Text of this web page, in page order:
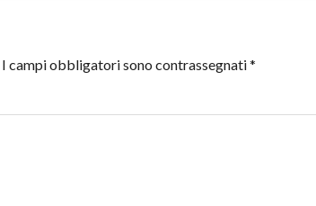
I campi obbligatori sono contrassegnati*